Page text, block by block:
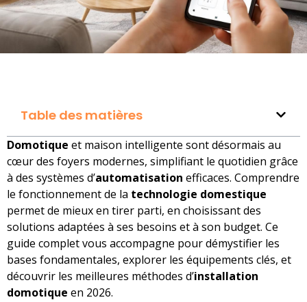
Table des matières
Domotique et maison intelligente sont désormais au
cœur des foyers modernes, simplifiant le quotidien grâce
à des systèmes d’automatisation efficaces. Comprendre
le fonctionnement de la technologie domestique
permet de mieux en tirer parti, en choisissant des
solutions adaptées à ses besoins et à son budget. Ce
guide complet vous accompagne pour démystifier les
bases fondamentales, explorer les équipements clés, et
découvrir les meilleures méthodes d’installation
domotique en 2026.